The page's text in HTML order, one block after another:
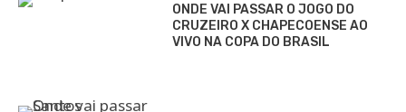
ONDE VAI PASSAR O JOGO DO
CRUZEIRO X CHAPECOENSE AO
VIVO NA COPA DO BRASIL